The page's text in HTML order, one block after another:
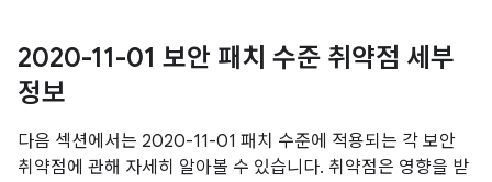
2020-11-01 보안 패치 수준 취약점 세부
정보
다음 섹션에서는 2020-11-01 패치 수준에 적용되는 각 보안
취약점에 관해 자세히 알아볼 수 있습니다. 취약점은 영향을 받